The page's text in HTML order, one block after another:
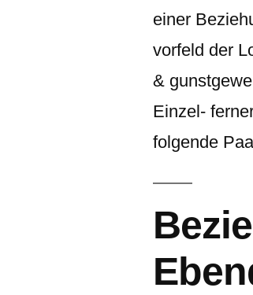
einer
vorfeld der
&
Einzel-
folgende